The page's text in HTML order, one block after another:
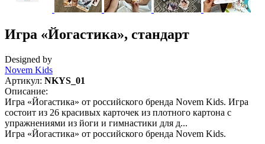
Игра «Йогастика», стандарт
Designed by
Novem Kids
Артикул: NKYS_01
Описание:
Игра «Йогастика» от российского бренда Novem Kids. Игра
состоит из 26 красивых карточек из плотного картона с
упражнениями из йоги и гимнастики для д...
Игра «Йогастика» от российского бренда Novem Kids.